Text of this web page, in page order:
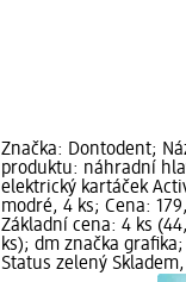
Značka: Dontodent;
produktu: náhradní
elektrický kartáček
modré, 4 ks; Cena:
Základní cena: 4 ks
ks); dm značka
Status zelený